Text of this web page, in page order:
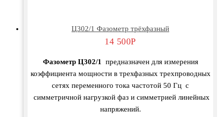
Ц302/1 Фазометр трёхфазный
14 500Р
Фазометр Ц302/1
предназначен для измерения
коэффициента мощности в трехфазных трехпроводных
сетях переменного тока частотой 50 Гц с
симметричной нагрузкой фаз и симметрией линейных
напряжений.